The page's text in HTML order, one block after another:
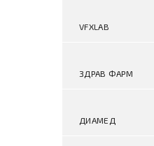
VFXLAB
ЗДРАВ ФАРМ
ДИАМЕД